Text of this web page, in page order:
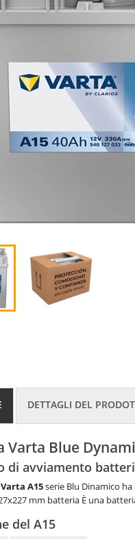
DETTAGLI DEL
Varta Blue
di avviamento
A15serie Blu Dinamico
mm batteria È una
del A15